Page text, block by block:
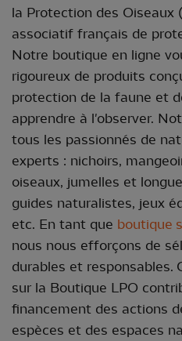
la Protection des Oiseaux
associatif français de
Notre boutique en ligne
rigoureux de produits
protection de la faune et
apprendre à l'observer.
tous les passionnés de
experts : nichoirs,
oiseaux, jumelles et
guides naturalistes, jeux
etc. En tant que boutique
nous nous efforçons de
durables et responsables.
sur la Boutique LPO
financement des actions
espèces et des espaces